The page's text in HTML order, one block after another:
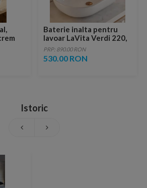
Baterie inalta pentru
lavoar LaVita Verdi 220,
fara ventil, brushed
copper
PRP: 890.00 RON
530.00 RON
Istoric